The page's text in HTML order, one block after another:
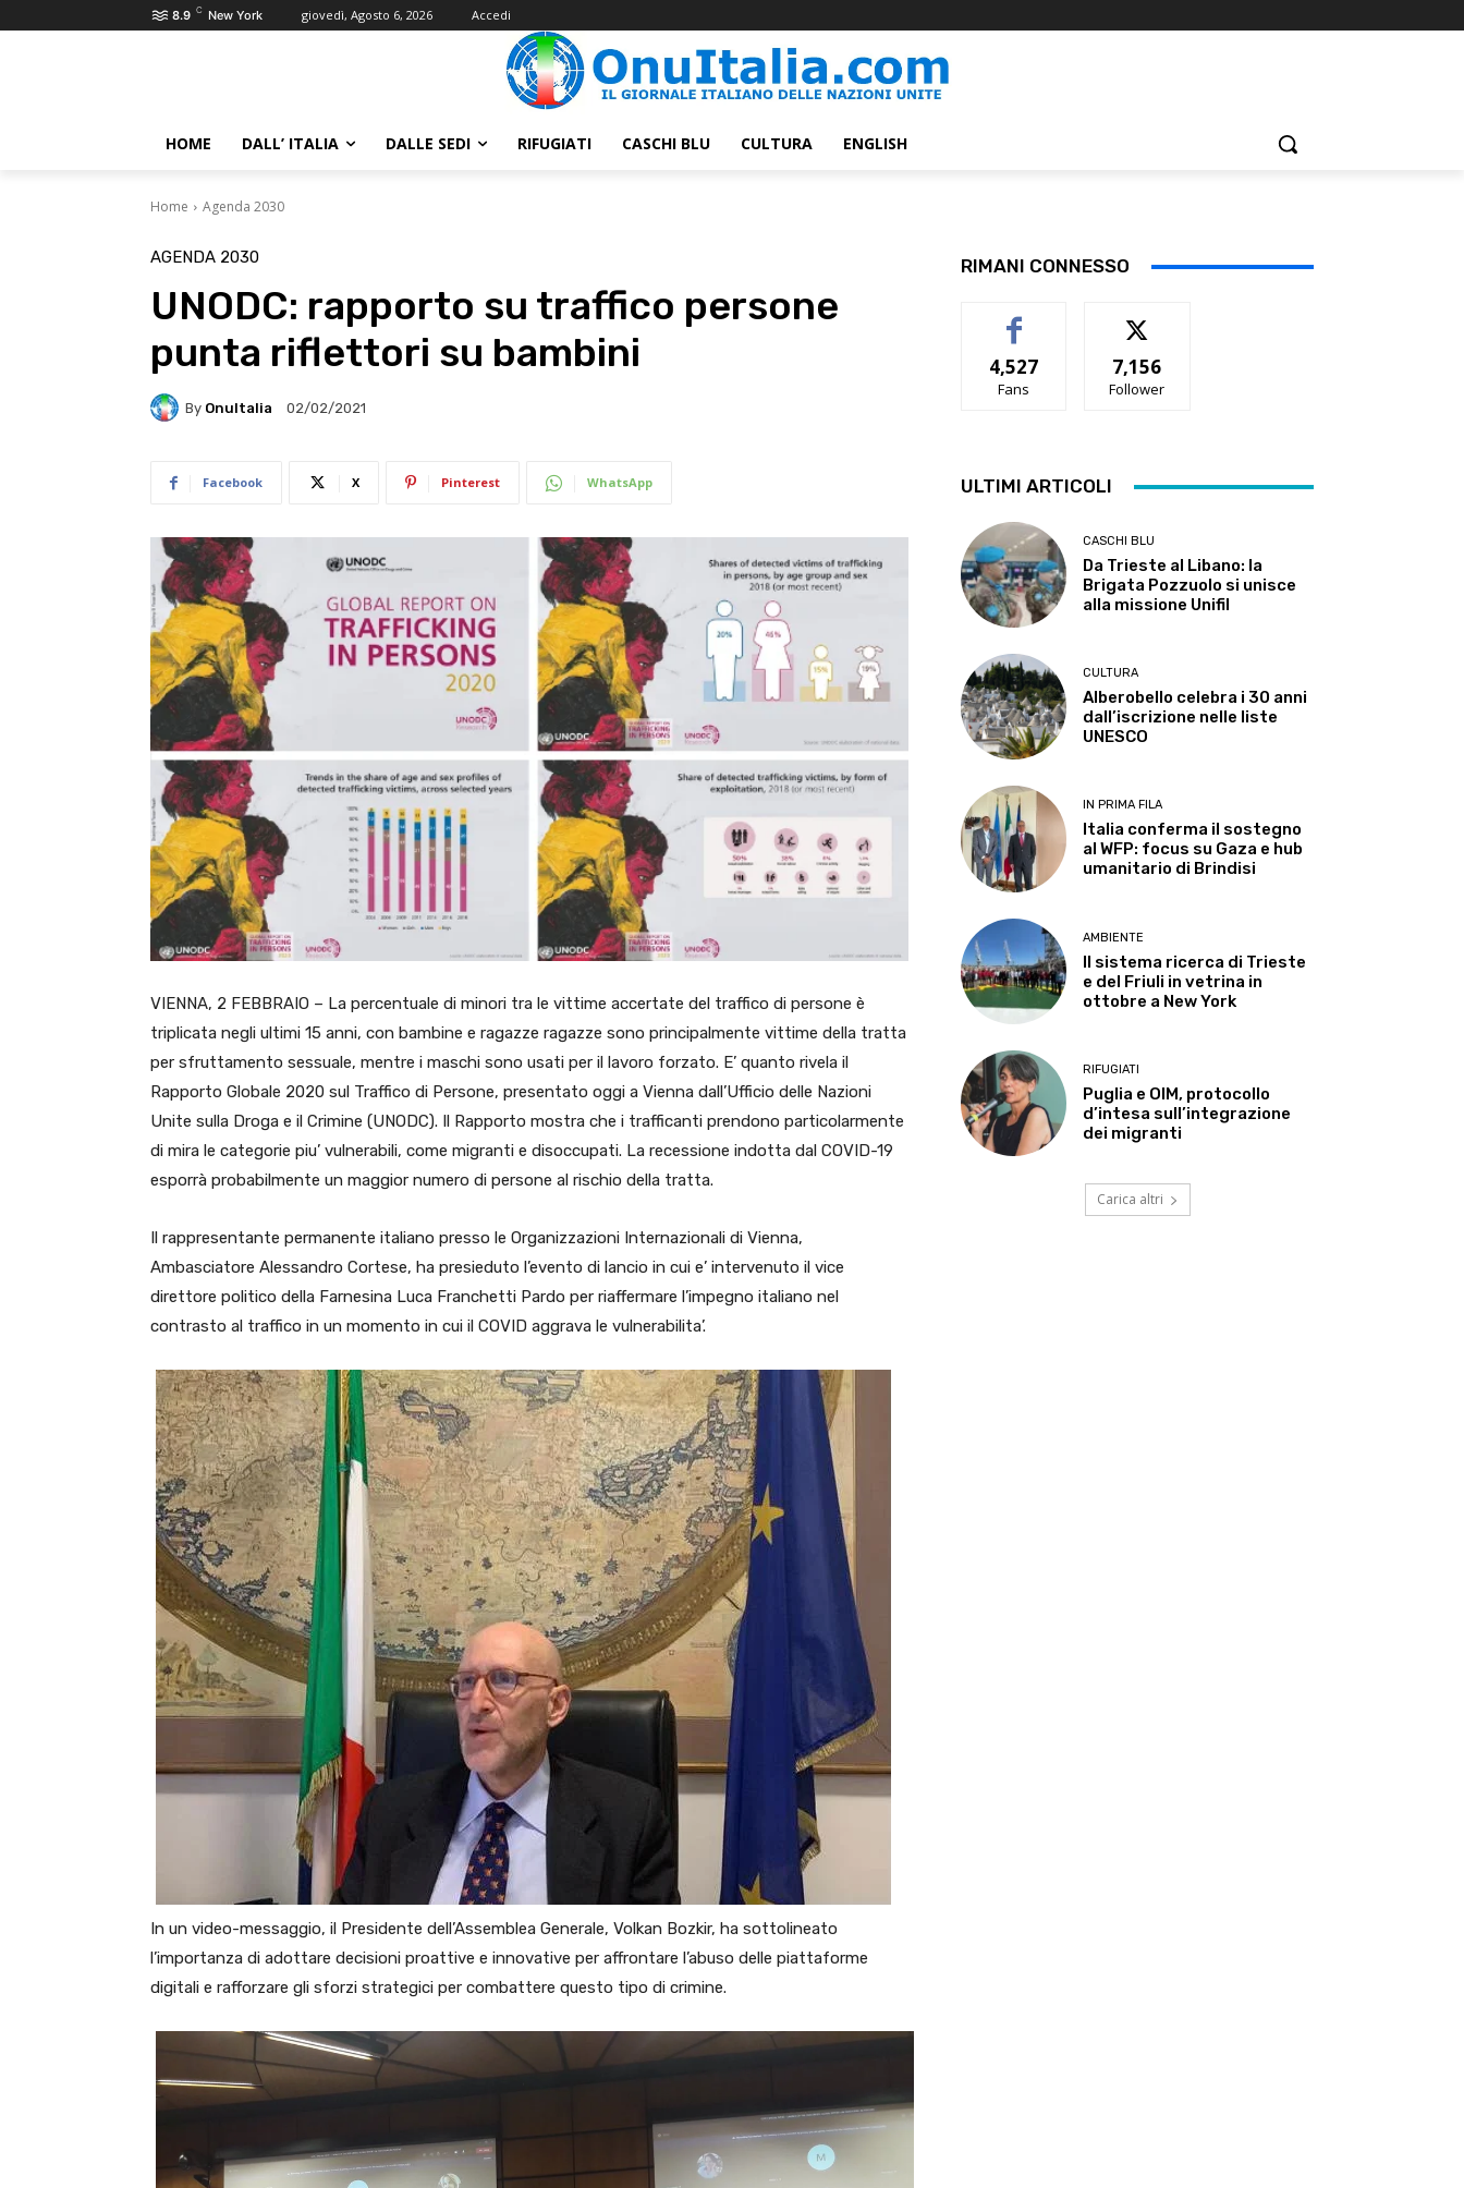
8.9 C New York giovedì, Agosto 6, 2026 Accedi
HOME DALL’ ITALIA DALLE SEDI RIFUGIATI CASCHI BLU CULTURA ENGLISH
Home Agenda 2030
AGENDA 2030
UNODC: rapporto su traffico persone
punta riflettori su bambini
By OnuItalia 02/02/2021
Facebook X Pinterest WhatsApp
VIENNA, 2 FEBBRAIO – La percentuale di minori tra le vittime accertate del traffico di persone è
triplicata negli ultimi 15 anni, con bambine e ragazze ragazze sono principalmente vittime della tratta
per sfruttamento sessuale, mentre i maschi sono usati per il lavoro forzato. E’ quanto rivela il
Rapporto Globale 2020 sul Traffico di Persone, presentato oggi a Vienna dall’Ufficio delle Nazioni
Unite sulla Droga e il Crimine (UNODC). Il Rapporto mostra che i trafficanti prendono particolarmente
di mira le categorie piu’ vulnerabili, come migranti e disoccupati. La recessione indotta dal COVID-19
esporrà probabilmente un maggior numero di persone al rischio della tratta.
Il rappresentante permanente italiano presso le Organizzazioni Internazionali di Vienna,
Ambasciatore Alessandro Cortese, ha presieduto l’evento di lancio in cui e’ intervenuto il vice
direttore politico della Farnesina Luca Franchetti Pardo per riaffermare l’impegno italiano nel
contrasto al traffico in un momento in cui il COVID aggrava le vulnerabilita’.
In un video-messaggio, il Presidente dell’Assemblea Generale, Volkan Bozkir, ha sottolineato
l’importanza di adottare decisioni proattive e innovative per affrontare l’abuso delle piattaforme
digitali e rafforzare gli sforzi strategici per combattere questo tipo di crimine.
RIMANI CONNESSO
4,527
Fans
7,156
Follower
ULTIMI ARTICOLI
CASCHI BLU
Da Trieste al Libano: la
Brigata Pozzuolo si unisce
alla missione Unifil
CULTURA
Alberobello celebra i 30 anni
dall’iscrizione nelle liste
UNESCO
IN PRIMA FILA
Italia conferma il sostegno
al WFP: focus su Gaza e hub
umanitario di Brindisi
AMBIENTE
Il sistema ricerca di Trieste
e del Friuli in vetrina in
ottobre a New York
RIFUGIATI
Puglia e OIM, protocollo
d’intesa sull’integrazione
dei migranti
Carica altri